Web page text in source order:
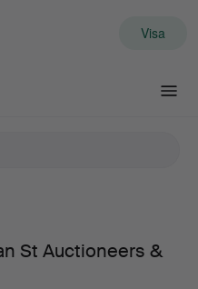
Visa
St Auctioneers &